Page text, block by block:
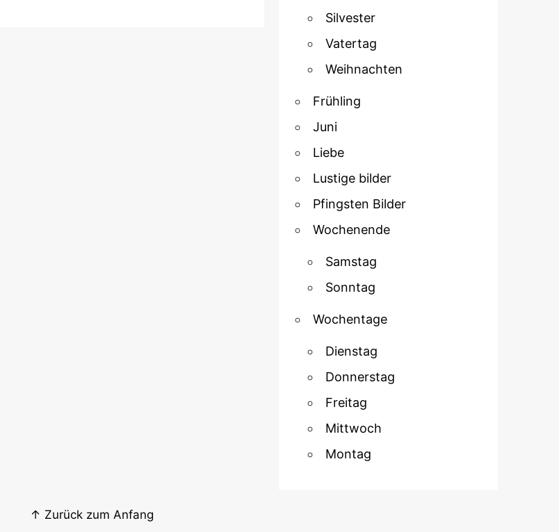
Silvester
Vatertag
Weihnachten
Frühling
Juni
Liebe
Lustige bilder
Pfingsten Bilder
Wochenende
Samstag
Sonntag
Wochentage
Dienstag
Donnerstag
Freitag
Mittwoch
Montag
↑ Zurück zum Anfang